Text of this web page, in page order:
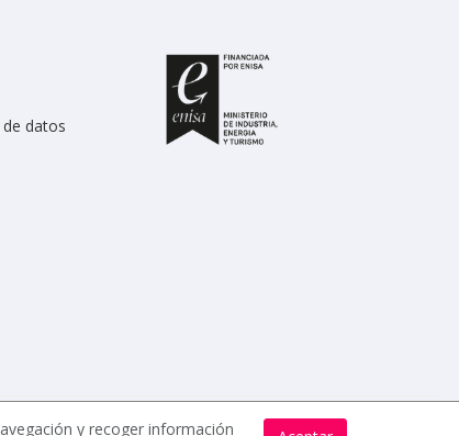
datos
y recoger información